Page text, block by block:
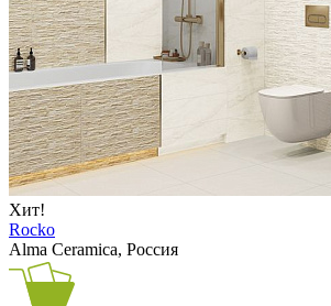
Хит!
Rocko
Alma Ceramica, Россия